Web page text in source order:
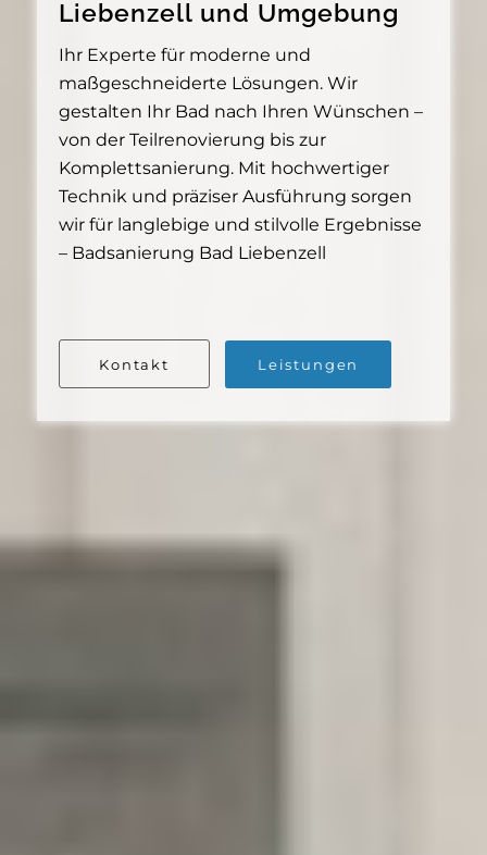
Liebenzell und Umgebung
Ihr Experte für moderne und
maßgeschneiderte Lösungen. Wir
gestalten Ihr Bad nach Ihren Wünschen –
von der Teilrenovierung bis zur
Komplettsanierung. Mit hochwertiger
Technik und präziser Ausführung sorgen
wir für langlebige und stilvolle Ergebnisse
– Badsanierung Bad Liebenzell
Kontakt Leistungen